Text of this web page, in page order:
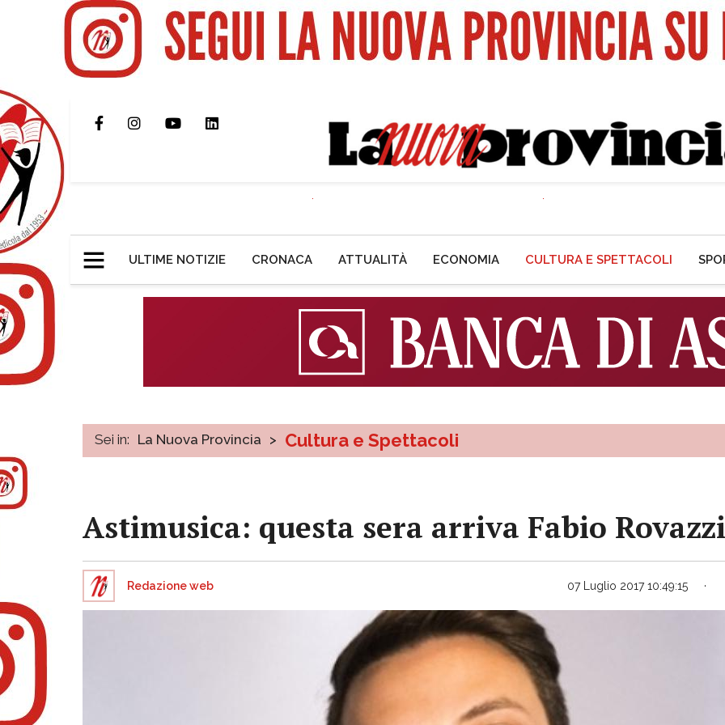
ULTIME NOTIZIE CRONACA ATTUALITÀ ECONOMIA CULTURA E SPETTACOLI
Sei in: La Nuova Provincia > Cultura e Spettacoli
Astimusica: questa sera arriva Fabio Rovazzi
Redazione web 07 Luglio 2017 10:49:15